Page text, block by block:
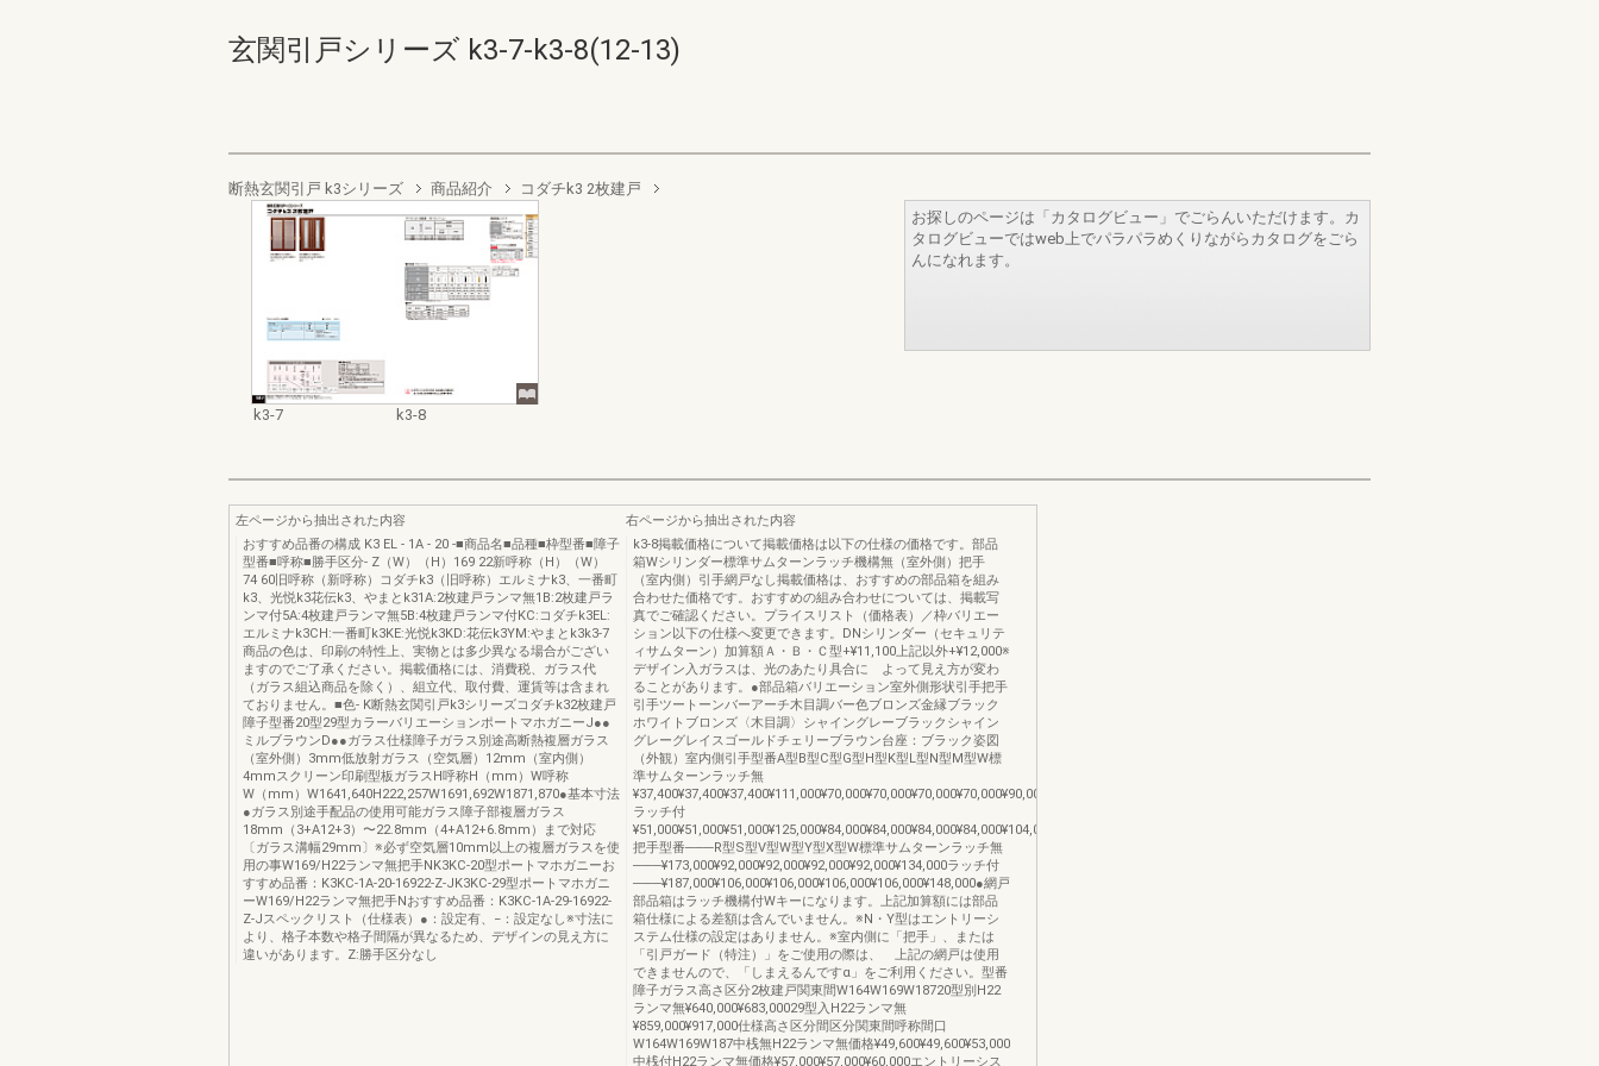
玄関引戸シリーズ k3-7-k3-8(12-13)
断熱玄関引戸 k3シリーズ 商品紹介 コダチk3 2枚建戸
k3-7 k3-8
お探しのページは「カタログビュー」でごらんいただけます。カ
タログビューではweb上でパラパラめくりながらカタログをごら
んになれます。
左ページから抽出された内容
おすすめ品番の構成 K3 EL - 1A - 20 -■商品名■品種■枠型番■障子
型番■呼称■勝手区分- Z（W）（H）169 22新呼称（H）（W）
74 60旧呼称（新呼称）コダチk3（旧呼称）エルミナk3、一番町
k3、光悦k3花伝k3、やまとk31A:2枚建戸ランマ無1B:2枚建戸ラ
ンマ付5A:4枚建戸ランマ無5B:4枚建戸ランマ付KC:コダチk3EL:
エルミナk3CH:一番町k3KE:光悦k3KD:花伝k3YM:やまとk3k3-7
商品の色は、印刷の特性上、実物とは多少異なる場合がござい
ますのでご了承ください。掲載価格には、消費税、ガラス代
（ガラス組込商品を除く）、組立代、取付費、運賃等は含まれ
ておりません。■色- K断熱玄関引戸k3シリーズコダチk32枚建戸
障子型番20型29型カラーバリエーションポートマホガニーJ●●
ミルブラウンD●●ガラス仕様障子ガラス別途高断熱複層ガラス
（室外側）3mm低放射ガラス（空気層）12mm（室内側）
4mmスクリーン印刷型板ガラスH呼称H（mm）W呼称
W（mm）W1641,640H222,257W1691,692W1871,870●基本寸法
●ガラス別途手配品の使用可能ガラス障子部複層ガラス
18mm（3+A12+3）〜22.8mm（4+A12+6.8mm）まで対応
〔ガラス溝幅29mm〕※必ず空気層10mm以上の複層ガラスを使
用の事W169/H22ランマ無把手NK3KC-20型ポートマホガニーお
すすめ品番：K3KC-1A-20-16922-Z-JK3KC-29型ポートマホガニ
ーW169/H22ランマ無把手Nおすすめ品番：K3KC-1A-29-16922-
Z-Jスペックリスト（仕様表）●：設定有、−：設定なし※寸法に
より、格子本数や格子間隔が異なるため、デザインの見え方に
違いがあります。Z:勝手区分なし
右ページから抽出された内容
k3-8掲載価格について掲載価格は以下の仕様の価格です。部品
箱Wシリンダー標準サムターンラッチ機構無（室外側）把手
（室内側）引手網戸なし掲載価格は、おすすめの部品箱を組み
合わせた価格です。おすすめの組み合わせについては、掲載写
真でご確認ください。プライスリスト（価格表）／枠バリエー
ション以下の仕様へ変更できます。DNシリンダー（セキュリテ
ィサムターン）加算額Ａ・Ｂ・Ｃ型+¥11,100上記以外+¥12,000※
デザイン入ガラスは、光のあたり具合に よって見え方が変わ
ることがあります。●部品箱バリエーション室外側形状引手把手
引手ツートーンバーアーチ木目調バー色ブロンズ金縁ブラック
ホワイトブロンズ〈木目調〉シャイングレーブラックシャイン
グレーグレイスゴールドチェリーブラウン台座：ブラック姿図
（外観）室内側引手型番A型B型C型G型H型K型L型N型M型W標
準サムターンラッチ無
¥37,400¥37,400¥37,400¥111,000¥70,000¥70,000¥70,000¥70,000¥90,000
ラッチ付
¥51,000¥51,000¥51,000¥125,000¥84,000¥84,000¥84,000¥84,000¥104,000
把手型番───R型S型V型W型Y型X型W標準サムターンラッチ無
───¥173,000¥92,000¥92,000¥92,000¥92,000¥134,000ラッチ付
───¥187,000¥106,000¥106,000¥106,000¥106,000¥148,000●網戸
部品箱はラッチ機構付Wキーになります。上記加算額には部品
箱仕様による差額は含んでいません。※N・Y型はエントリーシ
ステム仕様の設定はありません。※室内側に「把手」、または
「引戸ガード（特注）」をご使用の際は、 上記の網戸は使用
できませんので、「しまえるんですα」をご利用ください。型番
障子ガラス高さ区分2枚建戸関東間W164W169W18720型別H22
ランマ無¥640,000¥683,00029型入H22ランマ無
¥859,000¥917,000仕様高さ区分間区分関東間呼称間口
W164W169W187中桟無H22ランマ無価格¥49,600¥49,600¥53,000
中桟付H22ランマ無価格¥57,000¥57,000¥60,000エントリーシス